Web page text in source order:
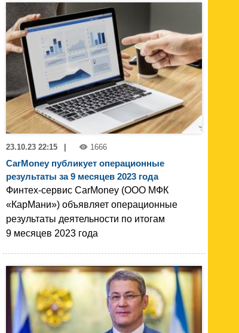
23.10.23 22:15 1666
CarMoney публикует операционные
результаты за 9 месяцев 2023 года
Финтех-сервис CarMoney (ООО МФК
«КарМани») объявляет операционные
результаты деятельности по итогам
9 месяцев 2023 года